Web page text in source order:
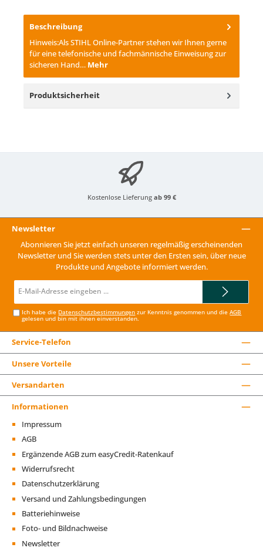
Beschreibung
Hinweis:Als STIHL Online-Partner stehen wir Ihnen gerne
für eine telefonische und fachmännische Einweisung zur
sicheren Hand… Mehr
Produktsicherheit
Kostenlose Lieferung ab 99 €
Newsletter
Abonnieren Sie jetzt einfach unseren regelmäßig erscheinenden
Newsletter und Sie werden stets unter den Ersten sein, über neue
Produkte und Angebote informiert werden.
Mail-
Ich habe die Datenschutzbestimmungen zur Kenntnis genommen und dieAGB
gelesen und bin mit ihnen einverstanden.
Service-Telefon
Unsere Vorteile
Versandarten
Informationen
Impressum
AGB
Ergänzende AGB zum easyCredit-Ratenkauf
Widerrufsrecht
Datenschutzerklärung
Versand und Zahlungsbedingungen
Batteriehinweise
Foto- und Bildnachweise
Newsletter